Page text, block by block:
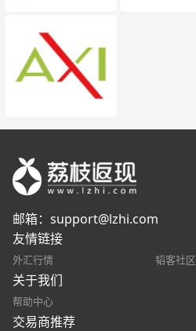
邮箱： support@lzhi.com
友情链接
外汇行情 韬客社区
关于我们
帮助中心
交易商推荐